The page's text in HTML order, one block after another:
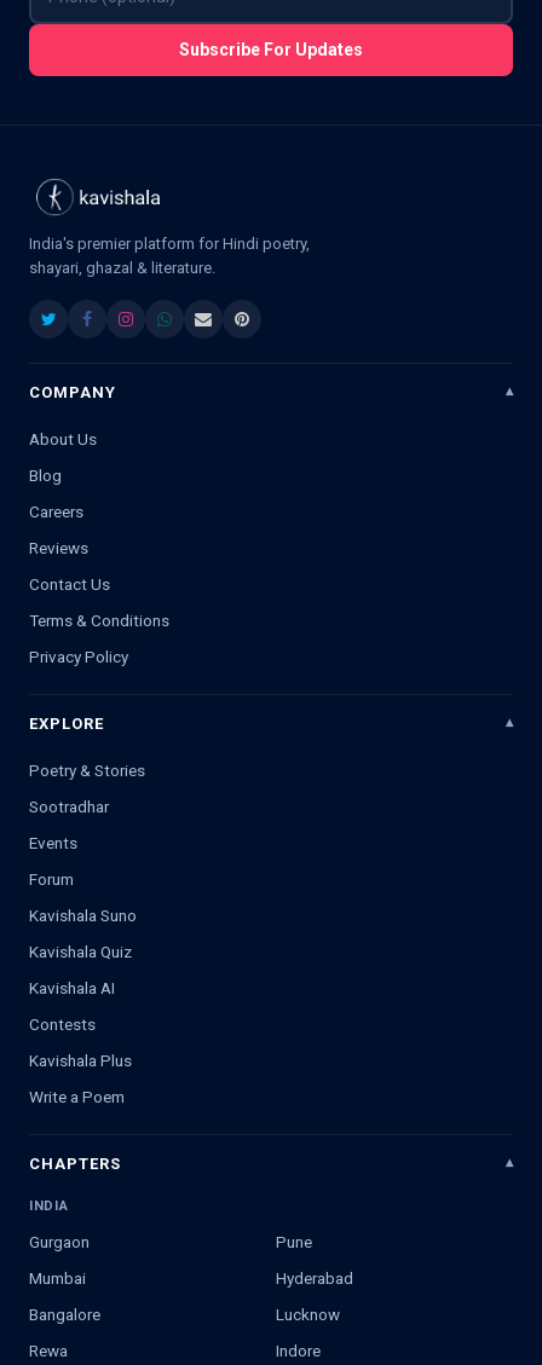
Subscribe For Updates
India's premier platform for Hindi poetry,
shayari, ghazal & literature.
COMPANY
About Us
Blog
Careers
Reviews
Contact Us
Terms & Conditions
Privacy Policy
EXPLORE
Poetry & Stories
Sootradhar
Events
Forum
Kavishala Suno
Kavishala Quiz
Kavishala AI
Contests
Kavishala Plus
Write a Poem
CHAPTERS
INDIA
Gurgaon
Pune
Mumbai
Hyderabad
Bangalore
Lucknow
Rewa
Indore